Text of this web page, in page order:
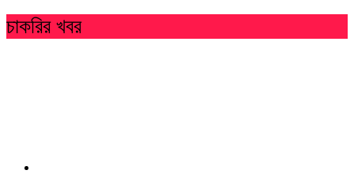
চাকরির খবর